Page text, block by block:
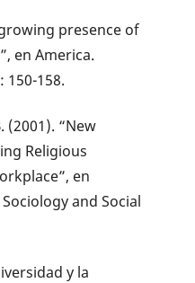
presence of
en America.
150-158.
(2001). “New
Religious
en
and Social
y la